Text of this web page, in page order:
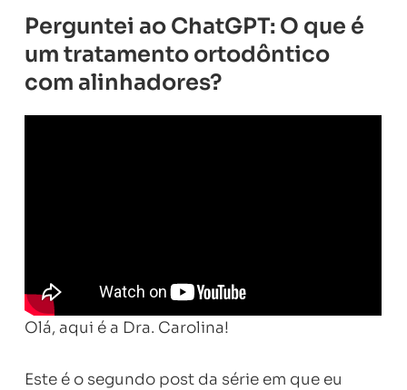
Perguntei ao ChatGPT: O que é
um tratamento ortodôntico
com alinhadores?
Olá, aqui é a Dra. Carolina!
Este é o segundo post da série em que eu